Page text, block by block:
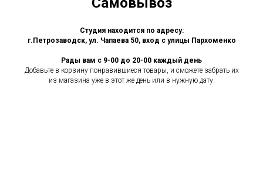
Студия находится по адресу:
г.Петрозаводск, ул. Чапаева 50, вход с улицы Пархоменко
Рады вам с 9-00 до 20-00 каждый день
Добавьте в корзину понравившиеся товары, и сможете забрать их
из магазина уже в этот же день или в нужную дату.